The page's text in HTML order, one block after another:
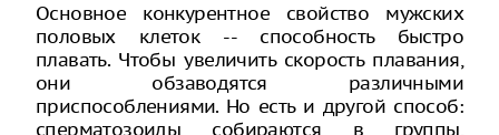
Основное конкурентное свойство мужских
половых клеток -- способность быстро
плавать. Чтобы увеличить скорость плавания,
они обзаводятся различными
приспособлениями. Но есть и другой способ:
сперматозоиды собираются в группы,